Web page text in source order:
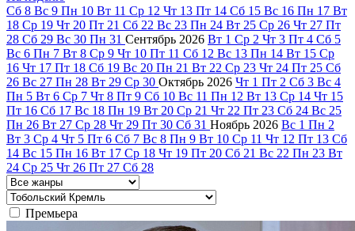
Сб 8 Вс 9 Пн 10 Вт 11 Ср 12 Чт 13 Пт 14 Сб 15 Вс 16 Пн 17 Вт
18 Ср 19 Чт 20 Пт 21 Сб 22 Вс 23 Пн 24 Вт 25 Ср 26 Чт 27 Пт
28 Сб 29 Вс 30 Пн 31 Сентябрь 2026 Вт 1 Ср 2 Чт 3 Пт 4 Сб 5
Вс 6 Пн 7 Вт 8 Ср 9 Чт 10 Пт 11 Сб 12 Вс 13 Пн 14 Вт 15 Ср
16 Чт 17 Пт 18 Сб 19 Вс 20 Пн 21 Вт 22 Ср 23 Чт 24 Пт 25 Сб
26 Вс 27 Пн 28 Вт 29 Ср 30 Октябрь 2026 Чт 1 Пт 2 Сб 3 Вс 4
Пн 5 Вт 6 Ср 7 Чт 8 Пт 9 Сб 10 Вс 11 Пн 12 Вт 13 Ср 14 Чт 15
Пт 16 Сб 17 Вс 18 Пн 19 Вт 20 Ср 21 Чт 22 Пт 23 Сб 24 Вс 25
Пн 26 Вт 27 Ср 28 Чт 29 Пт 30 Сб 31 Ноябрь 2026 Вс 1 Пн 2
Вт 3 Ср 4 Чт 5 Пт 6 Сб 7 Вс 8 Пн 9 Вт 10 Ср 11 Чт 12 Пт 13 Сб
14 Вс 15 Пн 16 Вт 17 Ср 18 Чт 19 Пт 20 Сб 21 Вс 22 Пн 23 Вт
24 Ср 25 Чт 26 Пт 27 Сб 28
Премьера